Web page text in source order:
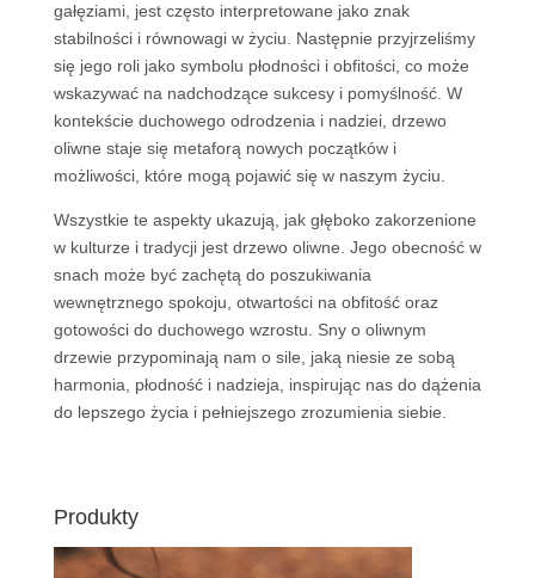
gałęziami, jest często interpretowane jako znak
stabilności i równowagi w życiu. Następnie przyjrzeliśmy
się jego roli jako symbolu płodności i obfitości, co może
wskazywać na nadchodzące sukcesy i pomyślność. W
kontekście duchowego odrodzenia i nadziei, drzewo
oliwne staje się metaforą nowych początków i
możliwości, które mogą pojawić się w naszym życiu.
Wszystkie te aspekty ukazują, jak głęboko zakorzenione
w kulturze i tradycji jest drzewo oliwne. Jego obecność w
snach może być zachętą do poszukiwania
wewnętrznego spokoju, otwartości na obfitość oraz
gotowości do duchowego wzrostu. Sny o oliwnym
drzewie przypominają nam o sile, jaką niesie ze sobą
harmonia, płodność i nadzieja, inspirując nas do dążenia
do lepszego życia i pełniejszego zrozumienia siebie.
Produkty